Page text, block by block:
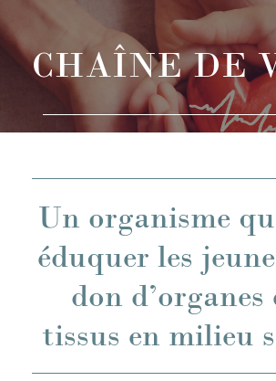
CHAÎNE DE
Un organisme
éduquer les
don d’organes
tissus en milieu